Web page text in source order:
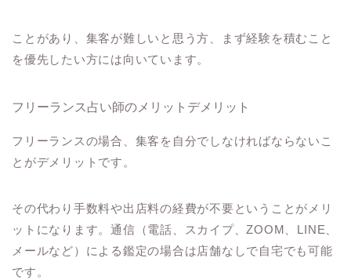
ことがあり、集客が難しいと思う方、まず経験を積むこと
を優先したい方には向いています。
フリーランス占い師のメリットデメリット
フリーランスの場合、集客を自分でしなければならないこ
とがデメリットです。
その代わり手数料や出店料の経費が不要ということがメリ
ットになります。通信（電話、スカイプ、ZOOM、LINE、
メールなど）による鑑定の場合は店舗なしで自宅でも可能
です。